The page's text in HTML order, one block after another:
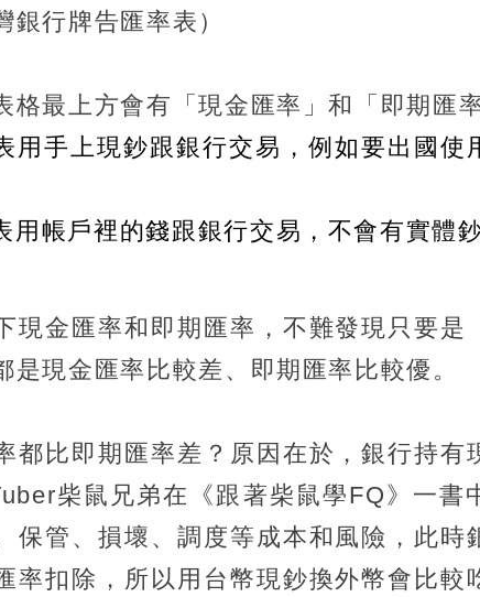
銀行牌告匯率表）
格最上方會有「現金匯率」和「即期匯
用手上現鈔跟銀行交易，例如要出國使
用帳戶裡的錢跟銀行交易，不會有實體
現金匯率和即期匯率，不難發現只要是
是現金匯率比較差、即期匯率比較優。
都比即期匯率差？原因在於，銀行持有
柴鼠兄弟在《跟著柴鼠學FQ》一書
保管、損壞、調度等成本和風險，此時
率扣除，所以用台幣現鈔換外幣會比較